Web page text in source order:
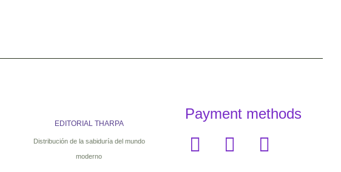
EDITORIAL THARPA
Distribución de la sabiduría del mundo
moderno
Payment methods